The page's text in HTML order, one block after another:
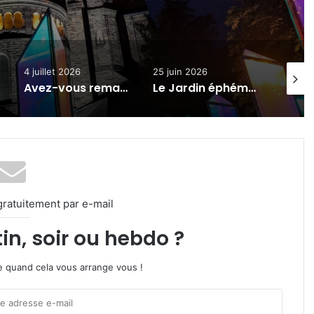
25 juin 2026
Le Jardin éphémère du festival Constellations a ouvert devant la gare de Metz (photos)
23 juin 2026
Constellations 2026 à Metz : découvrez le parcours nocturne en avant-première (photos)
par e-mail
soir ou hebdo ?
quand cela vous arrange vous !